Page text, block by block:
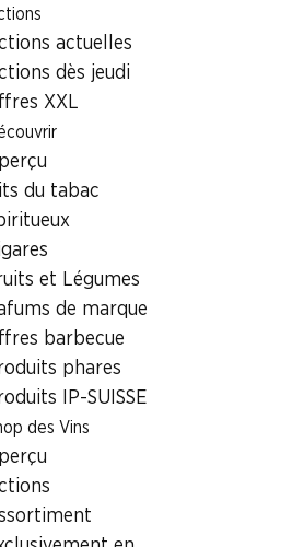
actuelles
dès jeudi
XXL
du tabac
et Légumes
de marque
barbecue
phares
IP-SUISSE
des Vins
succursales
Viale Serfontana 20, 6834 Morbio
Inferiore
20, 6834 Morbio Inferiore